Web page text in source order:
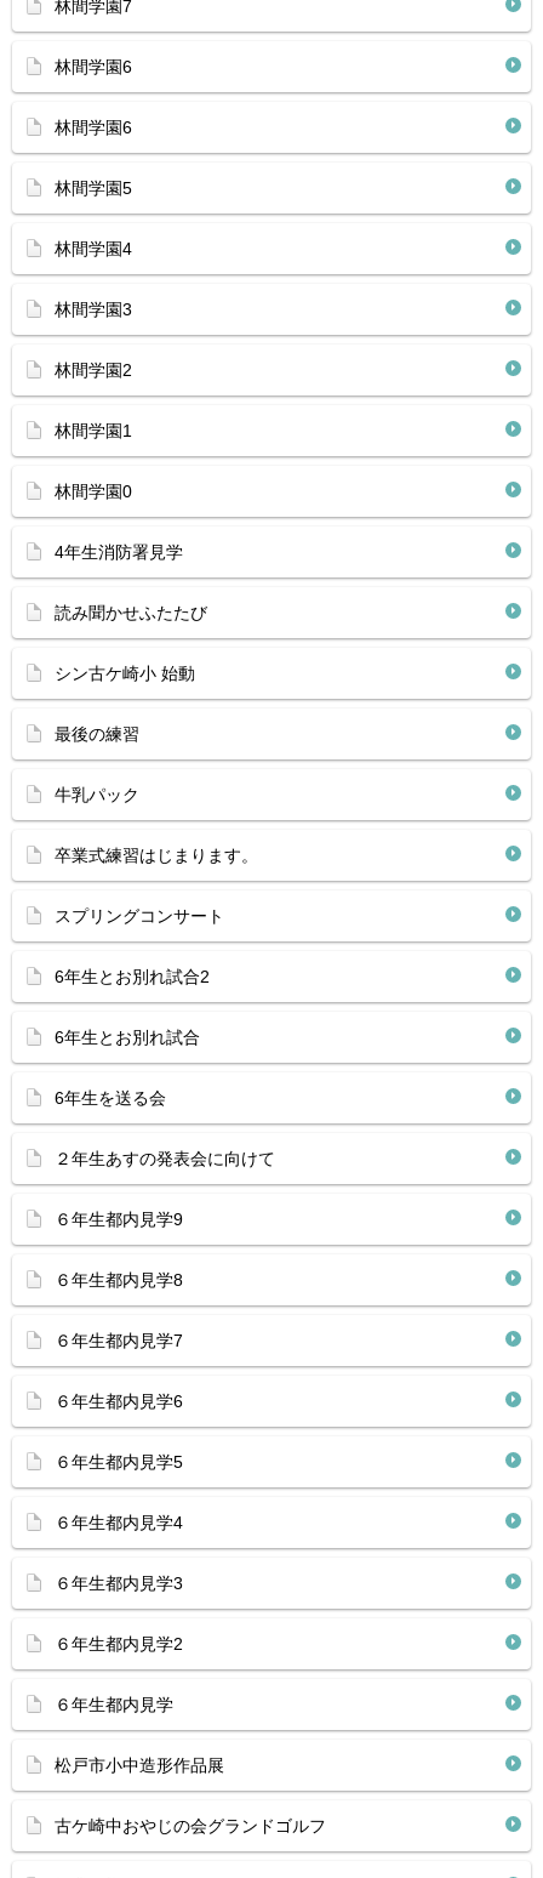
林間学園7
林間学園6
林間学園6
林間学園5
林間学園4
林間学園3
林間学園2
林間学園1
林間学園0
4年生消防署見学
読み聞かせふたたび
シン古ケ崎小 始動
最後の練習
牛乳パック
卒業式練習はじまります。
スプリングコンサート
6年生とお別れ試合2
6年生とお別れ試合
6年生を送る会
２年生あすの発表会に向けて
６年生都内見学9
６年生都内見学8
６年生都内見学7
６年生都内見学6
６年生都内見学5
６年生都内見学4
６年生都内見学3
６年生都内見学2
６年生都内見学
松戸市小中造形作品展
古ケ崎中おやじの会グランドゴルフ